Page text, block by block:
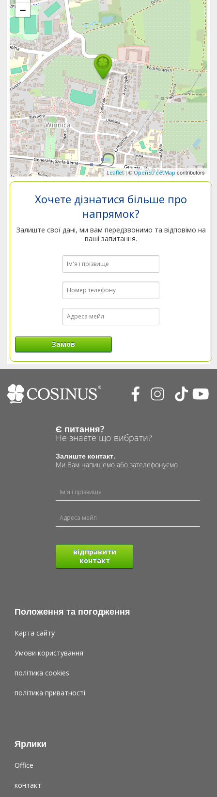
−
Leaflet| ©OpenStreetMap contributors
Хочете дізнатися більше про
напрямок?
Залиште свої дані, ми вам передзвонимо та відповімо на
ваші запитання.
Замов
Є питання?
Не знаєте що вибрати?
Залиште контакт.
Ми Вам напишемо або зателефонуємо
відправити
контакт
Положення та погодження
Карта сайту
Умови користування
політика cookies
політика приватності
Ярлики
Office
контакт